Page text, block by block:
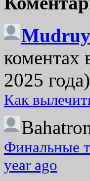
коментах
2025 года)
Как
Финальные
year ago